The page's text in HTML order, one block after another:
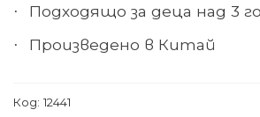
· Подходящо за деца над 3
· Произведено в Китай
Код: 12441